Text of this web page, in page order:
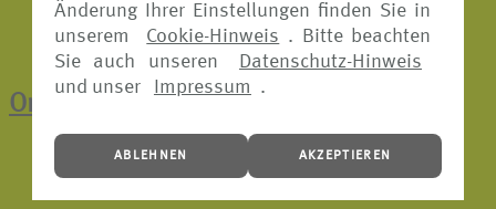
Änderung Ihrer Einstellungen finden Sie in
unserem
Cookie-Hinweis . Bitte beachten
Sie auch unseren
Datenschutz-Hinweis
und unser
Impressum .
ABLEHNEN AKZEPTIEREN
Online-Schadenmeldung